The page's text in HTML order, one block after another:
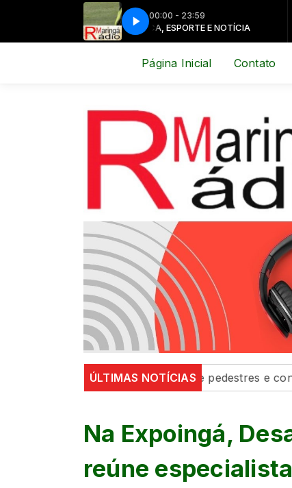
00:00 - 23:59
MÚSICA, ESPORTE E NOTÍCIA
Página Inicial Contato
ÚLTIMAS NOTÍCIAS
fortalecem segurança de pedestres e condutores
Na Expoingá,
reúne